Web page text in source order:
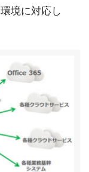
境に対応し